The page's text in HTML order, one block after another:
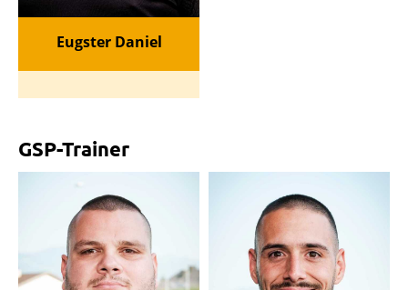
Eugster Daniel
GSP-Trainer